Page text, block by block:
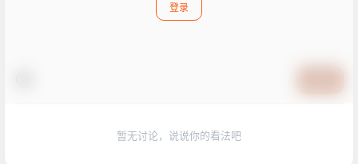
登录
暂无讨论，说说你的看法吧